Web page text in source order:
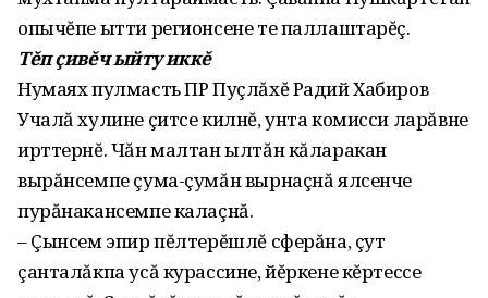
опычĕпе ытти регионсене те паллаштарĕç.
Тĕп çивĕч ыйту иккĕ
Нумаях пулмасть ПР Пуçлăхĕ Радий Хабиров
Учалă хулине çитсе килнĕ, унта комисси ларăвне
ирттернĕ. Чăн малтан ылтăн кăларакан
вырăнсемпе çума-çумăн вырнаçнă ялсенче
пурăнакансемпе калаçнă.
– Çынсем эпир пĕлтерĕшлĕ сферăна, çут
çанталăкпа усă курассине, йĕркене кĕртессе